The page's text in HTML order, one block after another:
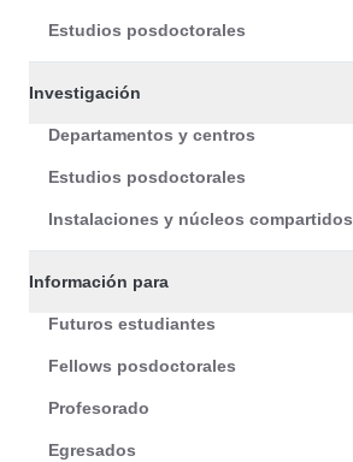
Estudios posdoctorales
Investigación
Departamentos y centros
Estudios posdoctorales
Instalaciones y núcleos compartidos
Información para
Futuros estudiantes
Fellows posdoctorales
Profesorado
Egresados